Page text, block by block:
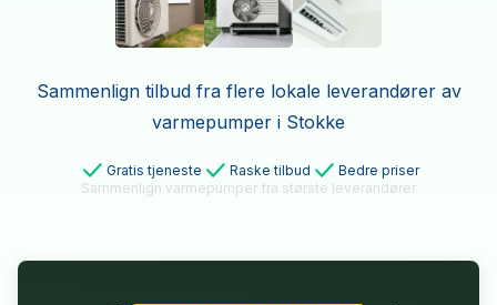
Sammenlign tilbud fra flere lokale leverandører av
varmepumper i Stokke
Gratis tjeneste Raske tilbud
Bedre priser
Sammenlign varmepumper fra største leverandører